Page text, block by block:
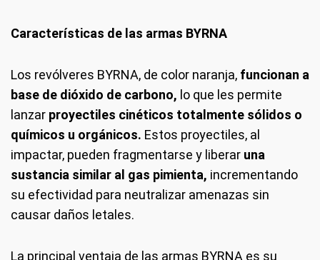
Características de las armas BYRNA
Los revólveres BYRNA, de color naranja, funcionan a
base de dióxido de carbono, lo que les permite
lanzar proyectiles cinéticos totalmente sólidos o
químicos u orgánicos. Estos proyectiles, al
impactar, pueden fragmentarse y liberar una
sustancia similar al gas pimienta, incrementando
su efectividad para neutralizar amenazas sin
causar daños letales.
La principal ventaja de las armas BYRNA es su